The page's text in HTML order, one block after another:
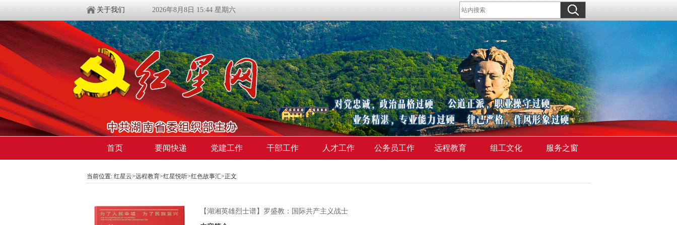
关于我们 2026年8月8日 15:44 星期六
首页 要闻快递 党建工作 干部工作 人才工作 公务员工作 远程教育 组工文化 服务之窗
当前位置: 红星云>远程教育>红星悦听>红色故事汇>正文
【湖湘英雄烈士谱】罗盛教：国际共产主义战士